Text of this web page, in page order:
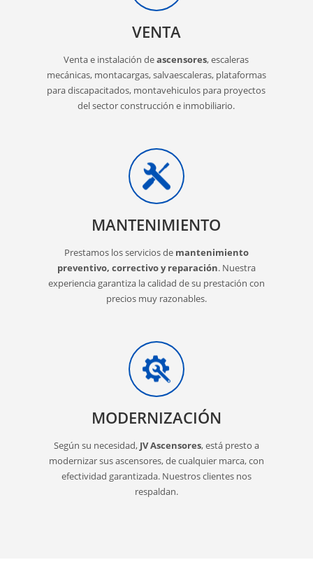
VENTA
Venta e instalación deascensores, escaleras
mecánicas, montacargas, salvaescaleras, plataformas
para discapacitados, montavehiculos para proyectos
del sector construcción e inmobiliario.
MANTENIMIENTO
Prestamos los servicios de mantenimiento
preventivo, correctivo y reparación. Nuestra
experiencia garantiza la calidad de su prestación con
precios muy razonables.
MODERNIZACIÓN
Según su necesidad, JV Ascensores, está presto a
modernizar sus ascensores, de cualquier marca, con
efectividad garantizada. Nuestros clientes nos
respaldan.